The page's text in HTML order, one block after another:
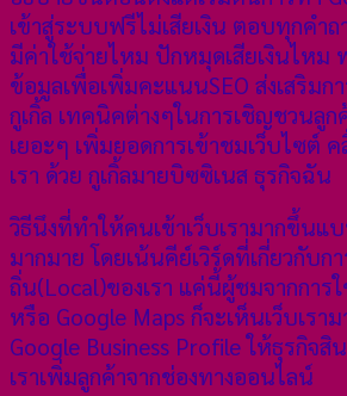
เข้าสู่ระบบฟรีไม่เสียเงิน ตอบทุกคำถ
มีค่าใช้จ่ายไหม ปักหมุดเสียเงินไหม
ข้อมูลเพื่อเพิ่มคะแนนSEO ส่งเสริม
กูเกิ้ล เทคนิคต่างๆในการเชิญชวนลูก
เยอะๆ เพิ่มยอดการเข้าชมเว็บไซต์
เรา ด้วย กูเกิ้ลมายบิซซิเนส ธุรกิจฉัน
วิธีนึงที่ทำให้คนเข้าเว็บเรามากขึ้นแ
มากมาย โดยเน้นคีย์เวิร์ดที่เกี่ยวกับก
ถิ่น(Local)ของเรา แค่นี้ผู้ชมจากการ
หรือ Google Maps ก็จะเห็นเว็บเร
Google Business Profile ให้ธุรกิจสิ
เราเพิ่มลูกค้าจากช่องทางออนไลน์